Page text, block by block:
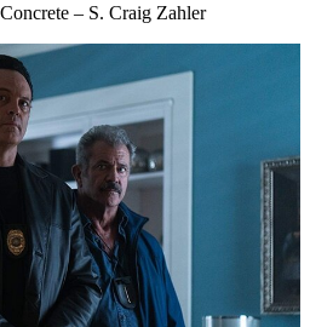
– S. Craig Zahler